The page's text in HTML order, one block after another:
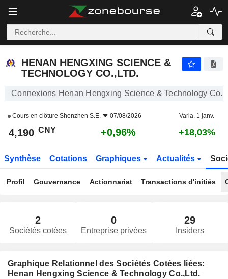
HENAN HENGXING SCIENCE &
TECHNOLOGY CO.,LTD.
Connexions Henan Hengxing Science & Technology
Cours en clôture Shenzhen S.E. 07/08/2026 Varia. 1 janv.
4,190 CNY +0,96% +18,03%
Synthèse Cotations Graphiques Actualités
Profil Gouvernance Actionnariat Transactions d'initiés
2
Sociétés cotées
0
Entreprise privées
29
Insiders
Graphique Relationnel des Sociétés Cotées liées:
Henan Hengxing Science & Technology Co.,Ltd.